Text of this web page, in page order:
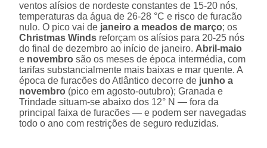
ventos alísios de nordeste constantes de 15-20 nós,
temperaturas da água de 26-28 °C e risco de furacão
nulo. O pico vai de janeiro a meados de março; os
Christmas Winds reforçam os alísios para 20-25 nós
do final de dezembro ao início de janeiro. Abril-maio
e novembro são os meses de época intermédia, com
tarifas substancialmente mais baixas e mar quente. A
época de furacões do Atlântico decorre de junho a
novembro (pico em agosto-outubro); Granada e
Trindade situam-se abaixo dos 12° N — fora da
principal faixa de furacões — e podem ser navegadas
todo o ano com restrições de seguro reduzidas.